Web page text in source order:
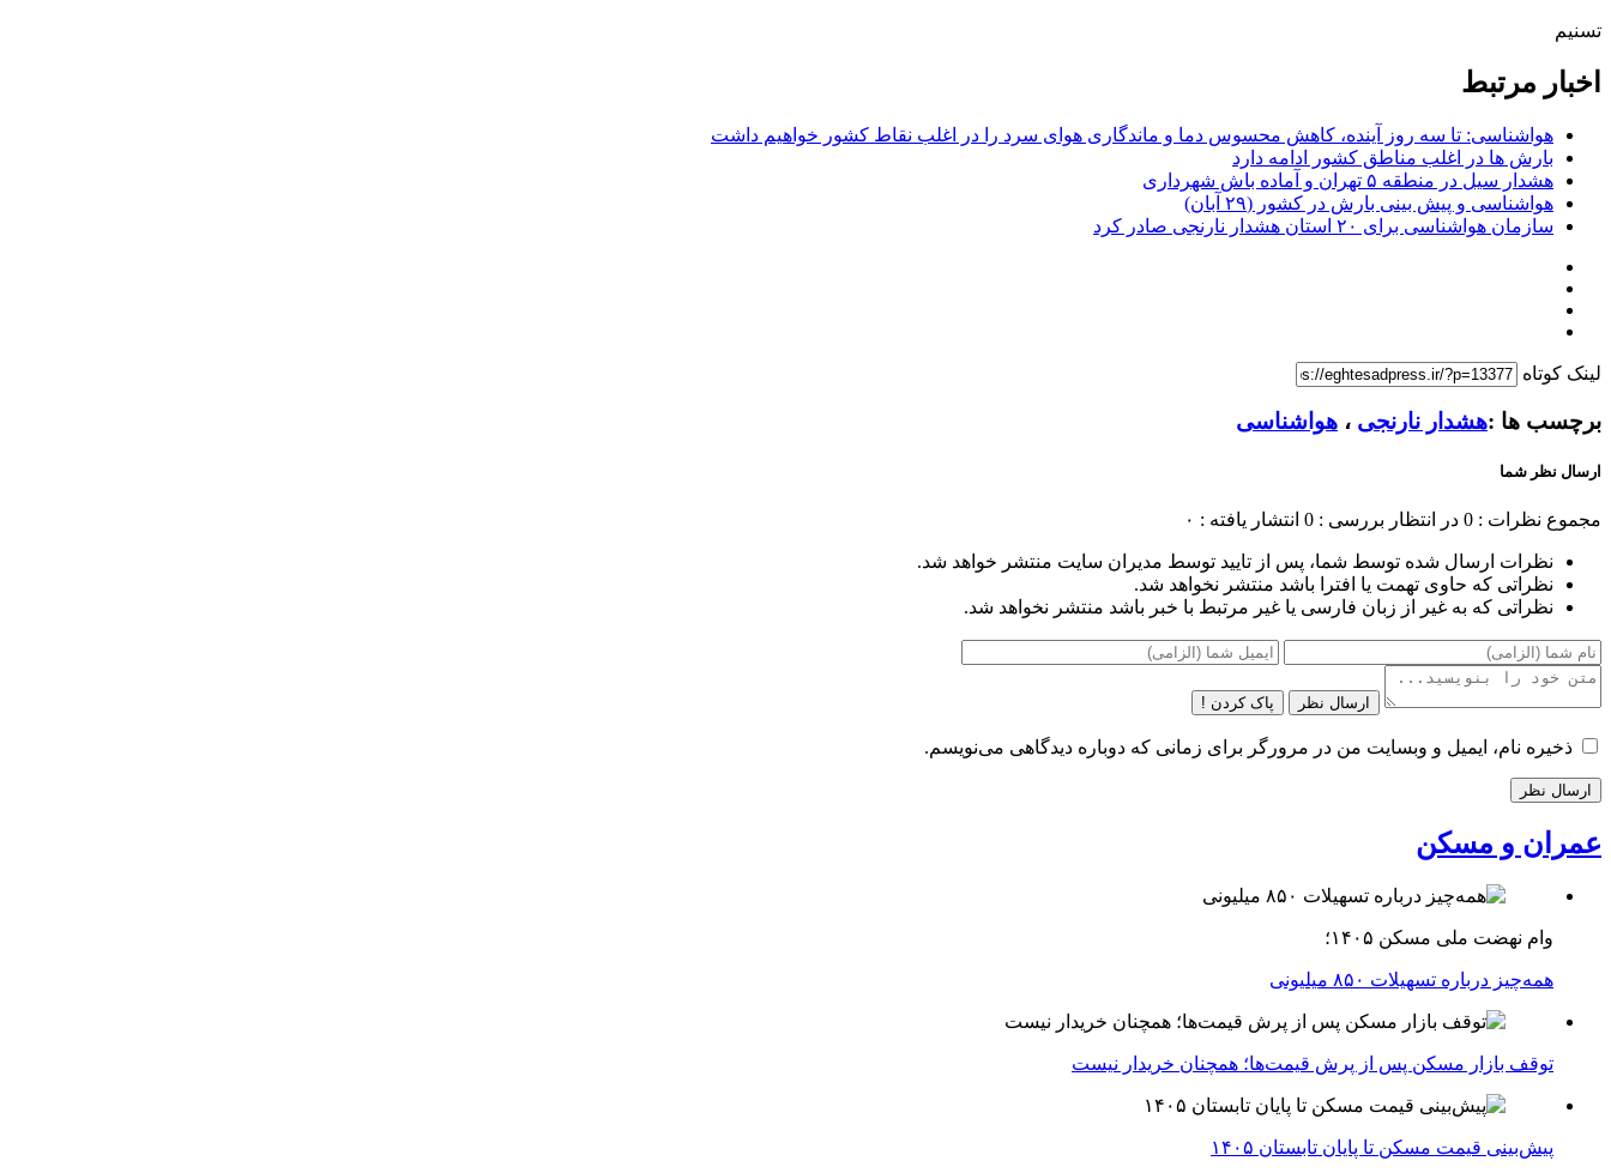
تسنیم
اخبار مرتبط
هواشناسی: تا سه روز آینده، کاهش محسوس دما و ماندگاری هوای سرد را در اغلب نقاط کشور خواهیم داشت
بارش ها در اغلب مناطق کشور ادامه دارد
هشدار سیل در منطقه ۵ تهران و آماده باش شهرداری
هواشناسی و پیش بینی بارش در کشور (۲۹ آبان)
سازمان هواشناسی برای ۲۰ استان هشدار نارنجی صادر کرد
لینک کوتاه
برچسب ها :هشدار نارنجی ، هواشناسی
ارسال نظر شما
مجموع نظرات : 0 در انتظار بررسی : 0 انتشار یافته : ۰
نظرات ارسال شده توسط شما، پس از تایید توسط مدیران سایت منتشر خواهد شد.
نظراتی که حاوی تهمت یا افترا باشد منتشر نخواهد شد.
نظراتی که به غیر از زبان فارسی یا غیر مرتبط با خبر باشد منتشر نخواهد شد.
ارسال نظر پاک کردن !
ذخیره نام، ایمیل و وبسایت من در مرورگر برای زمانی که دوباره دیدگاهی می‌نویسم.
عمران و مسکن
وام نهضت ملی مسکن ۱۴۰۵؛
همه‌چیز درباره تسهیلات ۸۵۰ میلیونی
توقف بازار مسکن پس از پرش قیمت‌ها؛ همچنان خریدار نیست
پیش‌بینی قیمت مسکن تا پایان تابستان ۱۴۰۵